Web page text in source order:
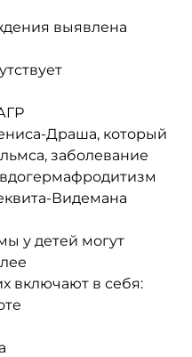
выявлена
Драша, который
заболевание
Видемана
у детей могут
включают в себя: